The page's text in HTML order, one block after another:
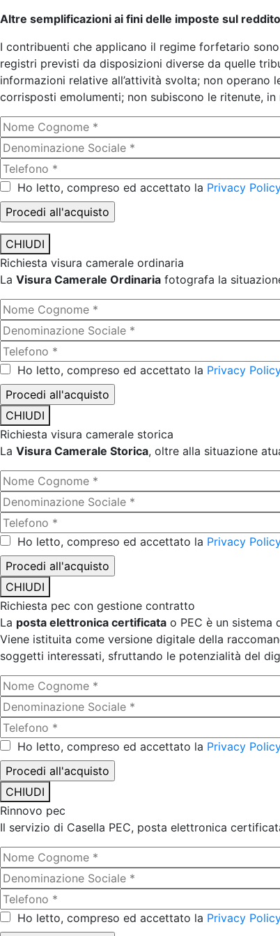
Altre semplificazioni ai fini delle imposte sul reddito
I contribuenti che applicano il regime forfetario
registri previsti da disposizioni diverse da quelle
informazioni relative all’attività svolta; non
corrisposti emolumenti; non subiscono le ritenute,
Ho letto, compreso ed accettato la Privacy
CHIUDI
Richiesta visura camerale ordinaria
La Visura Camerale Ordinaria fotografa la
Ho letto, compreso ed accettato la Privacy
CHIUDI
Richiesta visura camerale storica
La Visura Camerale Storica, oltre alla situazione
Ho letto, compreso ed accettato la Privacy
CHIUDI
Richiesta pec con gestione contratto
La posta elettronica certificata o PEC è un
Viene istituita come versione digitale della
soggetti interessati, sfruttando le potenzialità del
Ho letto, compreso ed accettato la Privacy
CHIUDI
Rinnovo pec
Il servizio di Casella PEC, posta elettronica
Ho letto, compreso ed accettato la Privacy